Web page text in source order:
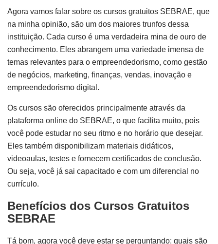
Agora vamos falar sobre os cursos gratuitos SEBRAE, que
na minha opinião, são um dos maiores trunfos dessa
instituição. Cada curso é uma verdadeira mina de ouro de
conhecimento. Eles abrangem uma variedade imensa de
temas relevantes para o empreendedorismo, como gestão
de negócios, marketing, finanças, vendas, inovação e
empreendedorismo digital.
Os cursos são oferecidos principalmente através da
plataforma online do SEBRAE, o que facilita muito, pois
você pode estudar no seu ritmo e no horário que desejar.
Eles também disponibilizam materiais didáticos,
videoaulas, testes e fornecem certificados de conclusão.
Ou seja, você já sai capacitado e com um diferencial no
currículo.
Benefícios dos Cursos Gratuitos
SEBRAE
Tá bom, agora você deve estar se perguntando: quais são